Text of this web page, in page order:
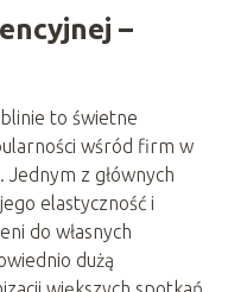
–
to świetne
wśród firm w
Jednym z głównych
elastyczność i
do własnych
dużą